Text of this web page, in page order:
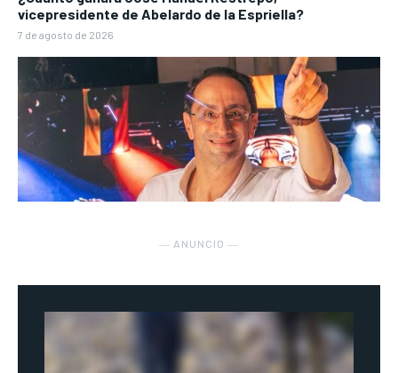
vicepresidente de Abelardo de la Espriella?
7 de agosto de 2026
― ANUNCIO ―